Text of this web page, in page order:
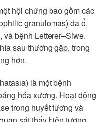
hội chứng bao gồm các
granulomas) đa ổ,
bệnh Letterer–Siwe.
sau thường gặp, trong
hơn.
là một bệnh
hóa xương. Hoạt động
trong huyết tương và